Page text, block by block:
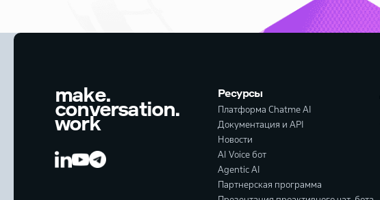
make.
conversation.
work
Ресурсы
Платформа Chatme AI
Документация и API
Новости
AI Voice бот
Agentic AI
Партнерская программа